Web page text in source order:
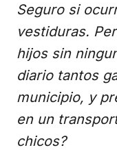
Seguro si
vestiduras.
hijos sin
diario tantos
municipio, y
en un
chicos?